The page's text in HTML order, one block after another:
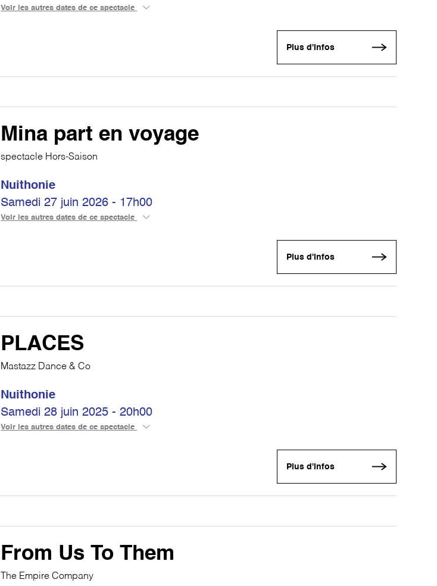
Voir les autres dates de ce spectacle
Plus d'infos
Mina part en voyage
spectacle Hors-Saison
Nuithonie
Samedi 27 juin 2026 - 17h00
Voir les autres dates de ce spectacle
Plus d'infos
PLACES
Mastazz Dance & Co
Nuithonie
Samedi 28 juin 2025 - 20h00
Voir les autres dates de ce spectacle
Plus d'infos
From Us To Them
The Empire Company